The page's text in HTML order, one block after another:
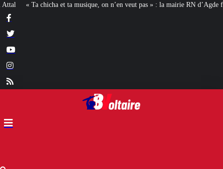
n’en veut pas » : la mairie RN d’Agde face à la meute « antiraciste » La